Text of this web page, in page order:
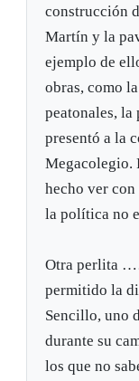
construcción
Martín y la
ejemplo de
obras, como
peatonales, la
presentó a la
Megacolegio.
hecho ver con
la política no
Otra perlita
permitido la
Sencillo, uno
durante su
los que no